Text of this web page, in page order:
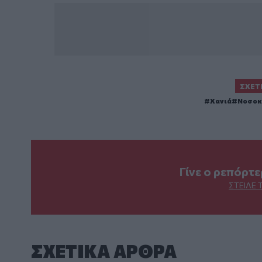
Χανιά
Γίνε ο
ΣΤΕΊΛΕ
ΣΧΕΤΙΚA AΡΘΡΑ